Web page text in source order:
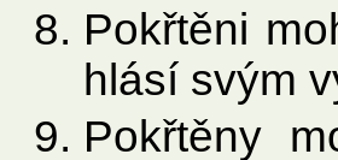
Pokřtěni
hlásí svým
Pokřtěny